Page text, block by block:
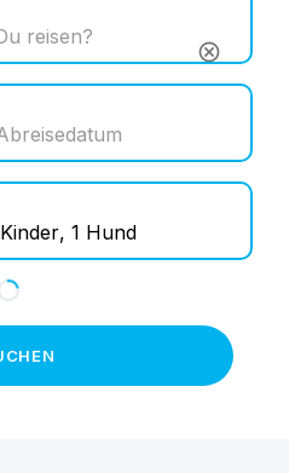
cancel
Kinder, 1 Hund